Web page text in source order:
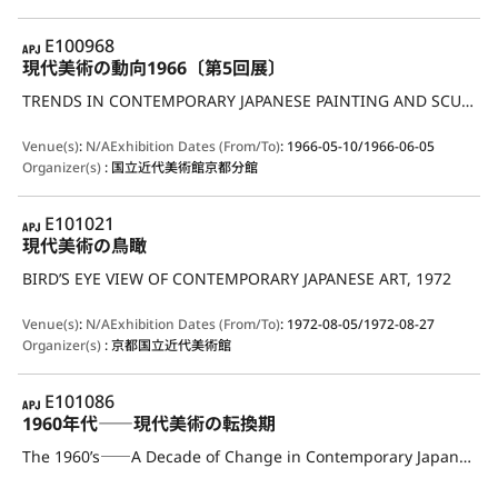
APJ
E100968
現代美術の動向1966〔第5回展〕
TRENDS IN CONTEMPORARY JAPANESE PAINTING AND SCULPTURE
Venue(s): N/AExhibition Dates (From/To): 1966-05-10/1966-06-05
Organizer(s): 国立近代美術館京都分館
APJ
E101021
現代美術の鳥瞰
BIRD’S EYE VIEW OF CONTEMPORARY JAPANESE ART, 1972
Venue(s): N/AExhibition Dates (From/To): 1972-08-05/1972-08-27
Organizer(s):京都国立近代美術館
APJ
E101086
1960年代――現代美術の転換期
The 1960’s――A Decade of Change in Contemporary Japanese Art